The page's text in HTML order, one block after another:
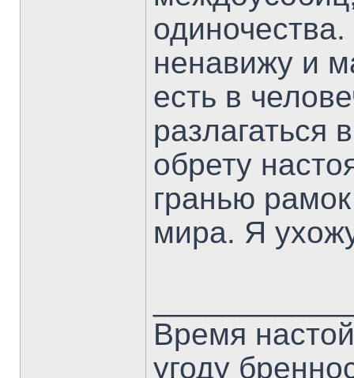
ненавижу и
есть в
разлагаться
обрету
гранью
мира. Я
Время
угоду